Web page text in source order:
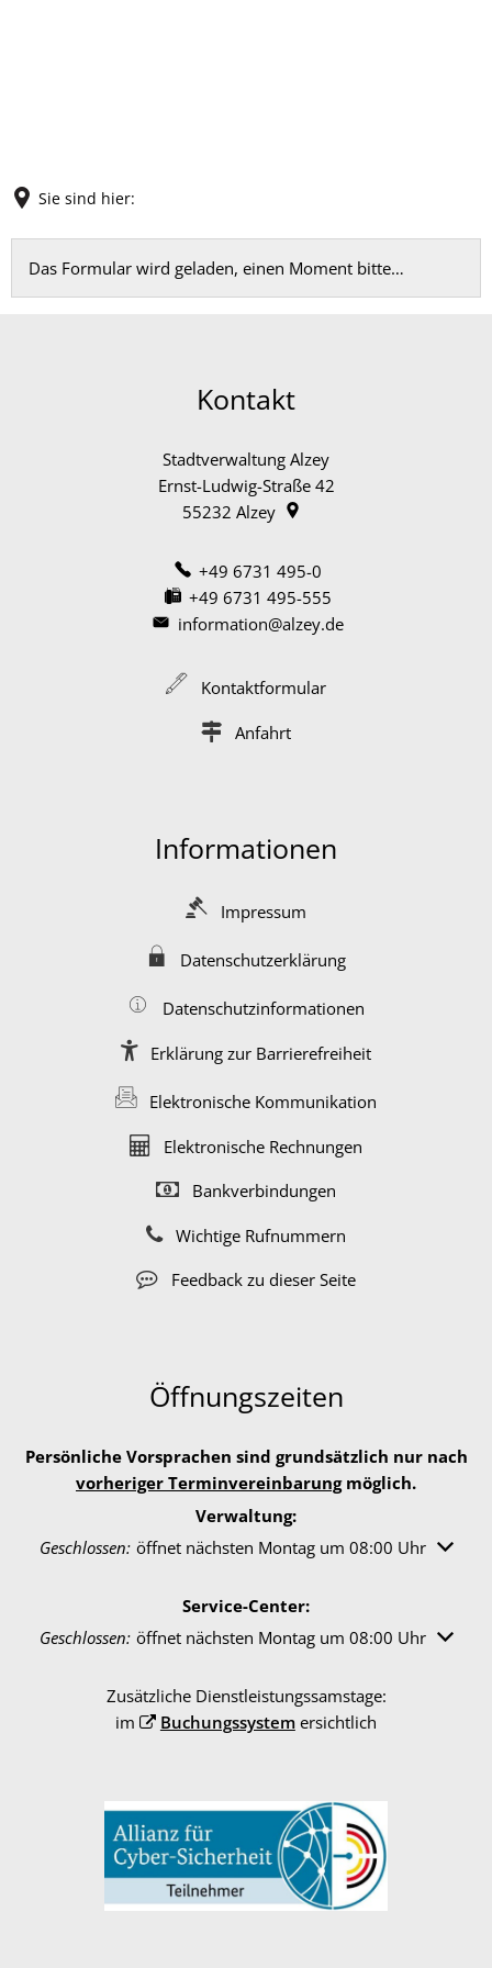
Sie sind hier:
Feedback
Das Formular wird geladen, einen Moment bitte…
Kontakt
Stadtverwaltung Alzey
Ernst-Ludwig-Straße 42
55232 Alzey
+49 6731 495-0
+49 6731 495-555
information@alzey.de
Kontaktformular
Anfahrt
Informationen
Impressum
Datenschutzerklärung
Datenschutzinformationen
Erklärung zur Barrierefreiheit
Elektronische Kommunikation
Elektronische Rechnungen
Bankverbindungen
Wichtige Rufnummern
Feedback zu dieser Seite
Öffnungszeiten
Persönliche Vorsprachen sind grundsätzlich nur nach
vorheriger Terminvereinbarungmöglich.
Verwaltung:
Klicken, um weitere Öffnungs- oder Schließzeiten
Geschlossen: öffnet nächsten Montag um 08:00 Uhr
Service-Center:
Klicken, um weitere Öffnungs- oder Schließzeiten
Geschlossen: öffnet nächsten Montag um 08:00 Uhr
Zusätzliche Dienstleistungssamstage:
im
Buchungssystemersichtlich